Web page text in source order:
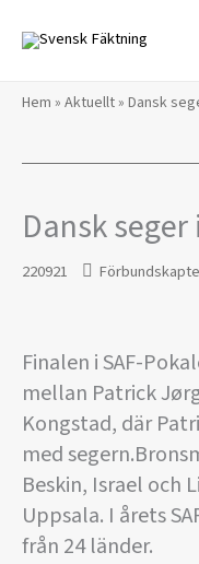
innehåll
Hem » Aktuellt» Dansk
Dansk seger
220921
Finalen i SAF-
mellan Patrick
Kongstad, där
med
Beskin, Israel och
Uppsala. I årets
från 24 länder.